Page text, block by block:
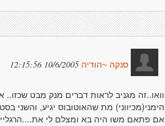
סנקה ~הודיה 10/6/2005 12:15:56
וואו..זה מגניב לראות דברים מנק מבט
הימני(מכיווני) מת שהאוטובוס יגיע,
אם פתאם משו היה בא ומצלם לי